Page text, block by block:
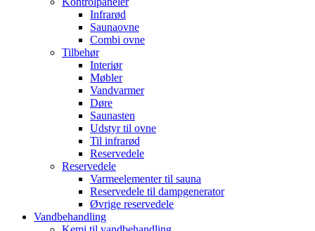
Infrarød
Saunaovne
Combi ovne
Tilbehør
Interiør
Møbler
Vandvarmer
Døre
Saunasten
Udstyr til ovne
Til infrarød
Reservedele
Reservedele
Varmeelementer til sauna
Reservedele til dampgenerator
Øvrige reservedele
Vandbehandling